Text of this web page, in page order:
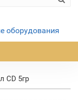
оборудования
CD 5гр